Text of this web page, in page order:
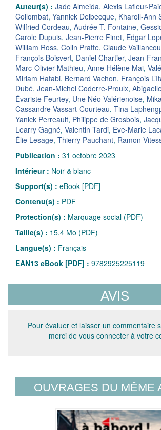
Auteur(s) : Jade Almeida, Alexis Lafleur-
Collombat, Yannick Delbecque, Kharoll-Ann
Wilfried Cordeau, Audrée T. Fontaine,
Carole Dupuis, Jean-Pierre Finet, Edgar
William Ross, Colin Pratte, Claude
François Boisvert, Daniel Chartier, Jean-
Marc-Olivier Mathieu, Anne-Hélène Mai,
Miriam Hatabi, Bernard Vachon, François
Dubé, Jean-Michel Coderre-Proulx,
Évariste Feurtey, Une Néo-Valérienoise,
Cassandre Vassart-Courteau, Tina
Yanick Perreault, Philippe de Grosbois,
Learry Gagné, Valentin Tardi, Eve-Marie
Élie Lesage, Thierry Pauchant, Ramon
Publication : 31 octobre 2023
Intérieur : Noir & blanc
Support(s) : eBook [PDF]
Contenu(s) : PDF
Protection(s) : Marquage social (PDF)
Taille(s) : 15,4 Mo (PDF)
Langue(s) : Français
EAN13 eBook [PDF] : 9782925225119
AVIS
Pour évaluer et laisser un commentaire
merci de vous connecter à votre
OUVRAGES DU MÊME